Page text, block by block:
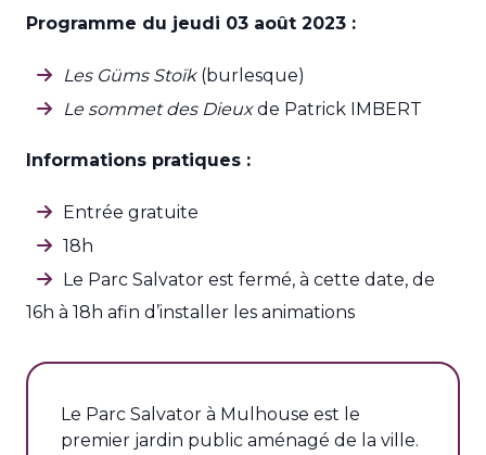
Programme du jeudi 03 août 2023 :
Les Güms Stoïk(burlesque)
Le sommet des Dieuxde Patrick IMBERT
Informations pratiques :
Entrée gratuite
18h
Le Parc Salvator est fermé, à cette date, de
16h à 18h afin d’installer les animations
Le Parc Salvator à Mulhouse est le
premier jardin public aménagé de la ville.